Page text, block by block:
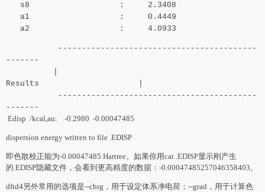
s8 : 2.3408
a1 : 0.4449
a2 : 4.0933
------------------------------------------
-------
Results |
------------------------------------------
-------
Edisp /kcal,au: -0.2980 -0.00047485
dispersion energy written to file .EDISP
即色散校正能为-0.00047485 Hartree。如果你用cat .EDISP显示刚产生
的.EDISP隐藏文件，会看到更高精度的数据：-0.00047485257046358403。
dftd4另外常用的选项是--chrg，用于设定体系净电荷；--grad，用于计算色